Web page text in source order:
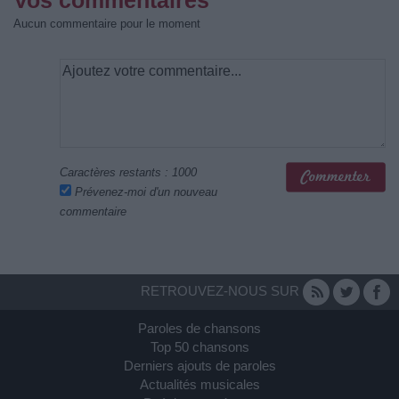
Aucun commentaire pour le moment
Caractères restants : 1000
Prévenez-moi d'un nouveau
commentaire
RETROUVEZ-NOUS SUR
Paroles de chansons
Top 50 chansons
Derniers ajouts de paroles
Actualités musicales